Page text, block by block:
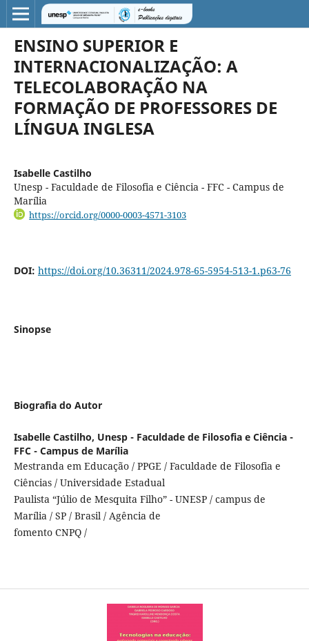
ENSINO SUPERIOR E
INTERNACIONALIZAÇÃO: A
TELECOLABORAÇÃO NA
FORMAÇÃO DE PROFESSORES DE
LÍNGUA INGLESA
Isabelle Castilho
Unesp - Faculdade de Filosofia e Ciência - FFC - Campus de
Marília
https://orcid.org/0000-0003-4571-3103
DOI: https://doi.org/10.36311/2024.978-65-5954-513-1.p63-76
Sinopse
Biografia do Autor
Isabelle Castilho, Unesp - Faculdade de Filosofia e Ciência -
FFC - Campus de Marília
Mestranda em Educação / PPGE / Faculdade de Filosofia e
Ciências / Universidade Estadual
Paulista “Júlio de Mesquita Filho” - UNESP / campus de
Marília / SP / Brasil / Agência de
fomento CNPQ /